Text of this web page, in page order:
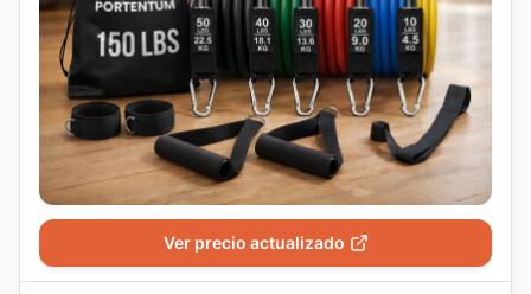
Ver precio actualizado